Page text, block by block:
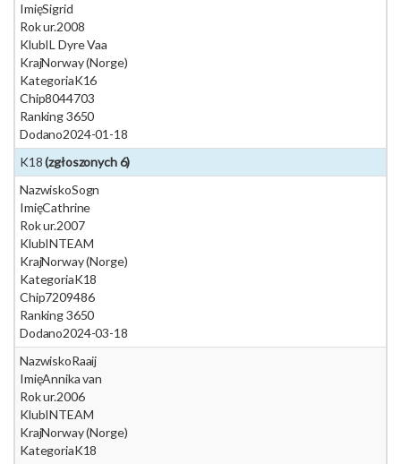
ImięSigrid
Rok ur.2008
KlubIL Dyre Vaa
KrajNorway (Norge)
KategoriaK16
Chip8044703
Ranking 3650
Dodano2024-01-18
K18(zgłoszonych 6)
NazwiskoSogn
ImięCathrine
Rok ur.2007
KlubINTEAM
KrajNorway (Norge)
KategoriaK18
Chip7209486
Ranking 3650
Dodano2024-03-18
NazwiskoRaaij
ImięAnnika van
Rok ur.2006
KlubINTEAM
KrajNorway (Norge)
KategoriaK18